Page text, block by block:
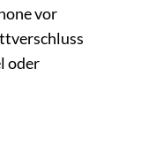
vor
oder